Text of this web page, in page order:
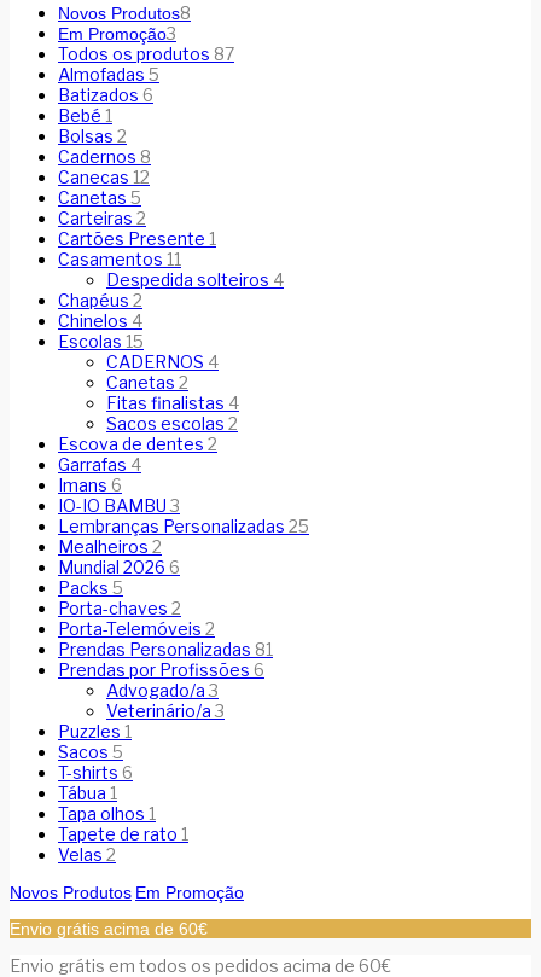
Novos Produtos8
Em Promoção3
Todos os produtos 87
Almofadas 5
Batizados 6
Bebé 1
Bolsas 2
Cadernos 8
Canecas 12
Canetas 5
Carteiras 2
Cartões Presente 1
Casamentos 11
Despedida solteiros 4
Chapéus 2
Chinelos 4
Escolas 15
CADERNOS 4
Canetas 2
Fitas finalistas 4
Sacos escolas 2
Escova de dentes 2
Garrafas 4
Imans 6
IO-IO BAMBU3
Lembranças Personalizadas 25
Mealheiros 2
Mundial 2026 6
Packs 5
Porta-chaves 2
Porta-Telemóveis 2
Prendas Personalizadas 81
Prendas por Profissões 6
Advogado/a3
Veterinário/a3
Puzzles 1
Sacos 5
T-shirts 6
Tábua 1
Tapa olhos 1
Tapete de rato 1
Velas 2
Novos Produtos Em Promoção
Envio grátis acima de 60€
Envio grátis em todos os pedidos acima de 60€